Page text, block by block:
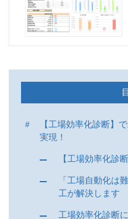
設備導入の「
お問い合
24時
086-
【工場効率化診断】
実現！
【工場効率化診
「工場自動化は
工が解決します
工場効率化診断